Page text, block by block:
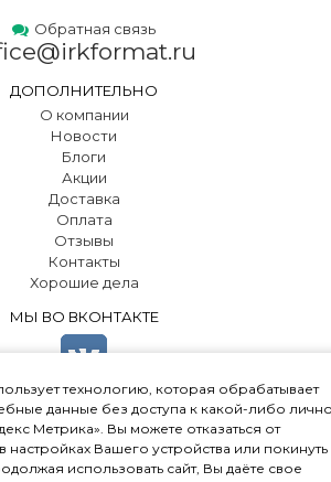
Обратная связь
ДОПОЛНИТЕЛЬНО
О компании
Новости
Блоги
Акции
Доставка
Оплата
Отзывы
Контакты
Хорошие дела
МЫ ВО ВКОНТАКТЕ
Юр» • Политика конфиденциальности •
технологию, которая обрабатывает
данные без доступа к какой-либо
Метрика». Вы можете отказаться от
настройках Вашего устройства или покинуть
использовать сайт, Вы даёте свое